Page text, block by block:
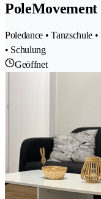
PoleMovement
Poledance • Tanzschule
• Schulung
Geöffnet